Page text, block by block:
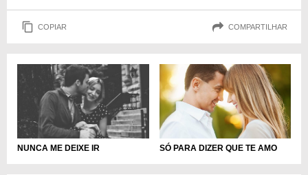
COPIAR COMPARTILHAR
NUNCA ME DEIXE IR SÓ PARA DIZER QUE TE AMO